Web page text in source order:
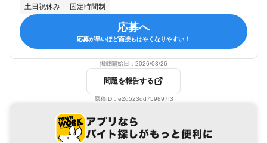
土日祝休み 固定時間制
応募へ
応募が早いほど面接もはやくなりやすい！
掲載開始日： 2026/03/26
問題を報告する
原稿ID： e2d523dd759897f3